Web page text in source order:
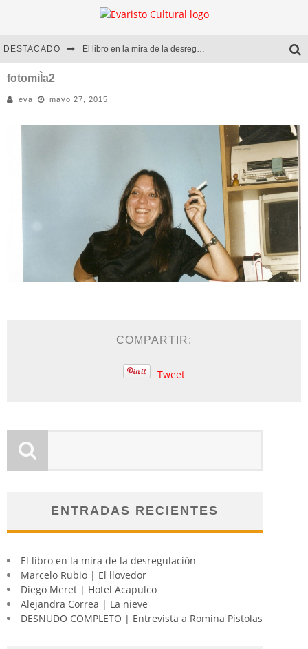
DESTACADO El libro en la mira de la desregulación
Diego Meret | Hotel Acapulco
fotomiÌa2
eva mayo 27, 2015
COMPARTIR:
Tweet
ENTRADAS RECIENTES
El libro en la mira de la desregulación
Marcelo Rubio | El llovedor
Diego Meret | Hotel Acapulco
Alejandra Correa | La nieve
DESNUDO COMPLETO | Entrevista a Romina Pistolas